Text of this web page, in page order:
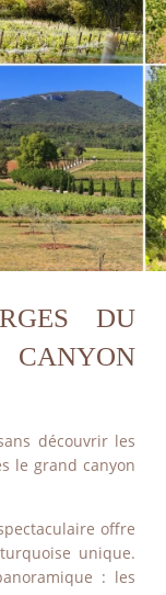
DU
CANYON
découvrir les
le grand canyon
offre
unique.
: les